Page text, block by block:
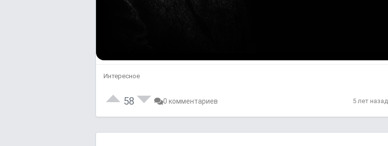
Интересное
58 0 комментариев 5 лет назад